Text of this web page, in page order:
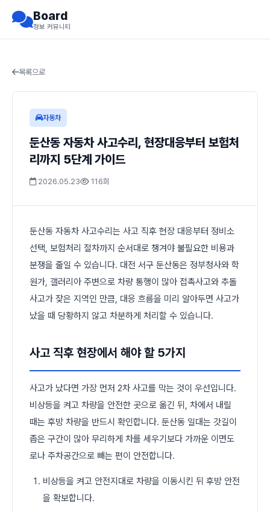
Board
정보 커뮤니티
목록으로
자동차
둔산동 자동차 사고수리, 현장대응부터 보험처
리까지 5단계 가이드
2026.05.23 116회
둔산동 자동차 사고수리는 사고 직후 현장 대응부터 정비소
선택, 보험처리 절차까지 순서대로 챙겨야 불필요한 비용과
분쟁을 줄일 수 있습니다. 대전 서구 둔산동은 정부청사와 학
원가, 갤러리아 주변으로 차량 통행이 많아 접촉사고와 추돌
사고가 잦은 지역인 만큼, 대응 흐름을 미리 알아두면 사고가
났을 때 당황하지 않고 차분하게 처리할 수 있습니다.
사고 직후 현장에서 해야 할 5가지
사고가 났다면 가장 먼저 2차 사고를 막는 것이 우선입니다.
비상등을 켜고 차량을 안전한 곳으로 옮긴 뒤, 차에서 내릴
때는 후방 차량을 반드시 확인합니다. 둔산동 일대는 갓길이
좁은 구간이 많아 무리하게 차를 세우기보다 가까운 이면도
로나 주차공간으로 빼는 편이 안전합니다.
비상등을 켜고 안전지대로 차량을 이동시킨 뒤 후방 안전
을 확보합니다.